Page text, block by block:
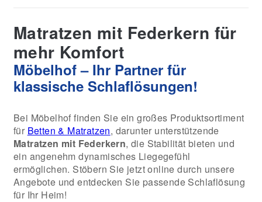
Matratzen mit Federkern für
mehr Komfort
Möbelhof – Ihr Partner für
klassische Schlaflösungen!
Bei Möbelhof finden Sie ein großes Produktsortiment
für Betten & Matratzen, darunter unterstützende
Matratzen mit Federkern, die Stabilität bieten und
ein angenehm dynamisches Liegegefühl
ermöglichen. Stöbern Sie jetzt online durch unsere
Angebote und entdecken Sie passende Schlaflösung
für Ihr Heim!